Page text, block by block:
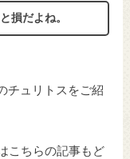
損だよね。
チュリトスをご紹
こちらの記事もど